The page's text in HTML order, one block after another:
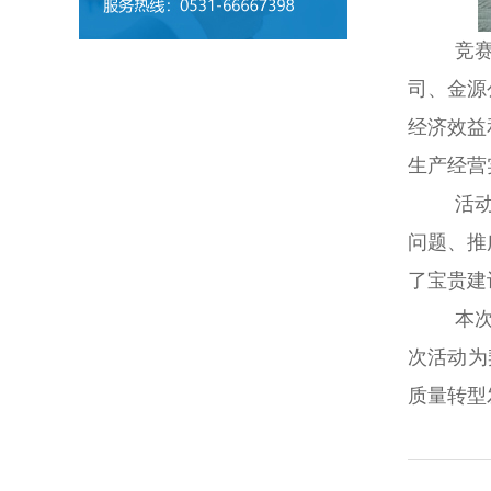
竞
司、金
经济效
生产经
活
问题、
了宝贵
本
次活动
质量转